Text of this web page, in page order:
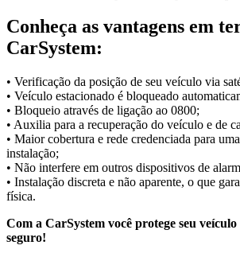
Conheça as vantagens em
CarSystem:
• Verificação da posição de seu veículo via
• Veículo estacionado é bloqueado
• Bloqueio através de ligação ao 0800;
• Auxilia para a recuperação do veículo e de
• Maior cobertura e rede credenciada para
instalação;
• Não interfere em outros dispositivos de
• Instalação discreta e não aparente, o que
física.
Com a CarSystem você protege seu
seguro!